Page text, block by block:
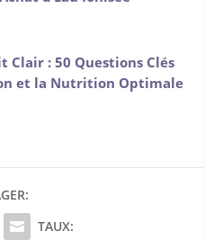
Clair : 50 Questions Clés
et la Nutrition Optimale
TAUX: